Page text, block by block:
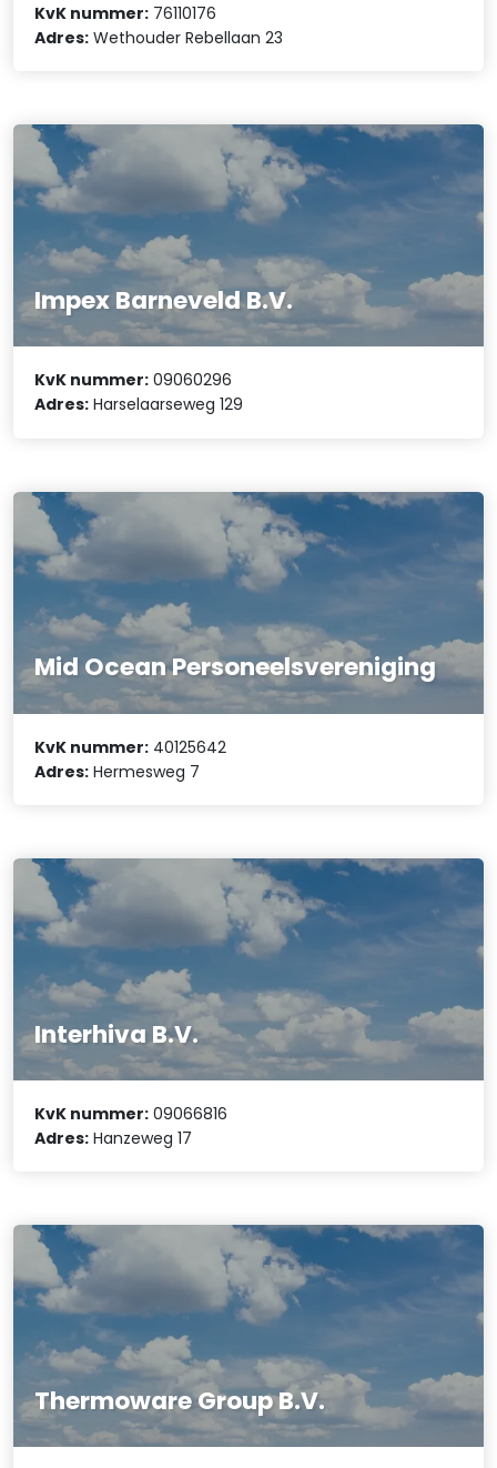
KvK nummer: 76110176
Adres: Wethouder Rebellaan 23
Impex Barneveld B.V.
KvK nummer: 09060296
Adres: Harselaarseweg 129
Mid Ocean Personeelsvereniging
KvK nummer: 40125642
Adres: Hermesweg 7
Interhiva B.V.
KvK nummer: 09066816
Adres: Hanzeweg 17
Thermoware Group B.V.